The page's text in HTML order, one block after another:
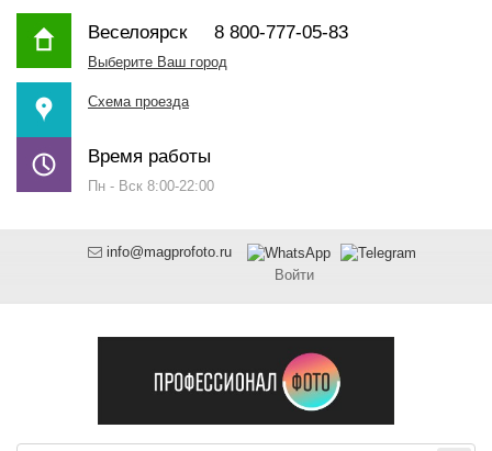
Веселоярск8 800-777-05-83
Выберите Ваш город
Схема проезда
Время работы
Пн - Вск 8:00-22:00
info@magprofoto.ru
Войти